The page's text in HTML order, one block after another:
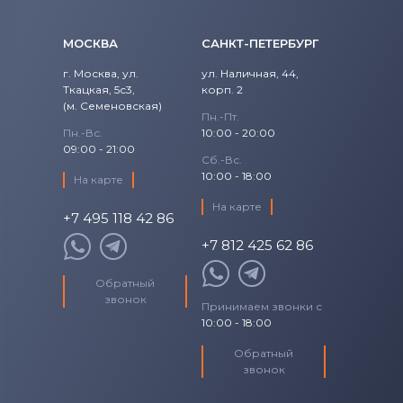
Аккумуляторы для шуруповертов
Makita
Аккумуляторы для шуруповертов
Аккумуляторы для шуруповертов
Panasonic
Аккумуляторы для шуруповертов
Универсальный
МОСКВА
г. Москва, ул.
Ткацкая, 5с3,
(м. Семеновская)
Пн.-Вс.
09:00 - 21:00
На карте
+7 495 118 42 86
Обратный
звонок
САНКТ-ПЕТЕРБУРГ
ул. Наличная, 44,
корп. 2
Пн.-Пт.
10:00 - 20:00
Сб.-Вс.
10:00 - 18:00
На карте
+7 812 425 62 86
Принимаем звонки с
10:00 - 18:00
Обратный
звонок